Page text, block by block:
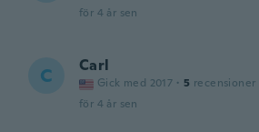
för 4 år sen
C Carl
Gick med 2017 · 5 recensioner
för 4 år sen